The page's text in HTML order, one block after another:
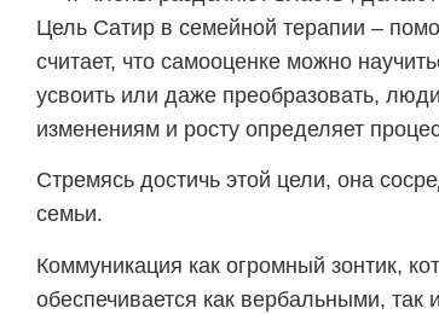
Цель Сатир в семейной терапии –
считает, что самооценке можно
усвоить или даже преобразовать,
изменениям и росту определяет
Стремясь достичь этой цели, она
семьи.
Коммуникация как огромный зонтик,
обеспечивается как вербальными,